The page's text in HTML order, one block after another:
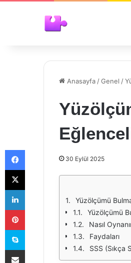
Anasayfa /Genel /
30 Eylül 2025
Yüzölçümü
Yüzölçümü
Nasıl
Faydaları
SSS (Sıkça
Facebook
X
LinkedIn
Pinterest
Skype
E-Posta ile paylaş